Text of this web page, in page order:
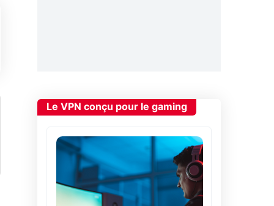
Le VPN conçu pour le gaming